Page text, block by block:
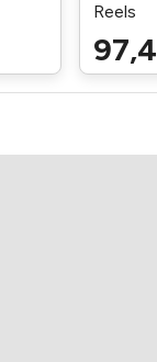
Reels
97,4